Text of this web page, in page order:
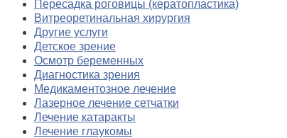
Пересадка роговицы (кератопластика)
Витреоретинальная хирургия
Другие услуги
Детское зрение
Осмотр беременных
Диагностика зрения
Медикаментозное лечение
Лазерное лечение сетчатки
Лечение катаракты
Лечение глаукомы